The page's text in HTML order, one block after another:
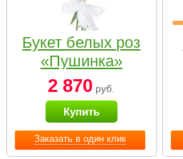
Заказать в один клик
Букет белых роз
«Пушинка»
2 870 руб.
Купить